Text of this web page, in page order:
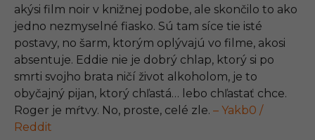
akýsi film noir v knižnej podobe, ale skončilo to ako
jedno nezmyselné fiasko. Sú tam síce tie isté
postavy, no šarm, ktorým oplývajú vo filme, akosi
absentuje. Eddie nie je dobrý chlap, ktorý si po
smrti svojho brata ničí život alkoholom, je to
obyčajný pijan, ktorý chľastá… lebo chľastať chce.
Roger je mŕtvy. No, proste, celé zle. – Yakb0 /
Reddit